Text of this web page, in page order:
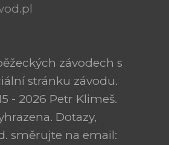
závodech s
stránku závodu.
- 2026 Petr Klimeš.
Dotazy,
směrujte na email: